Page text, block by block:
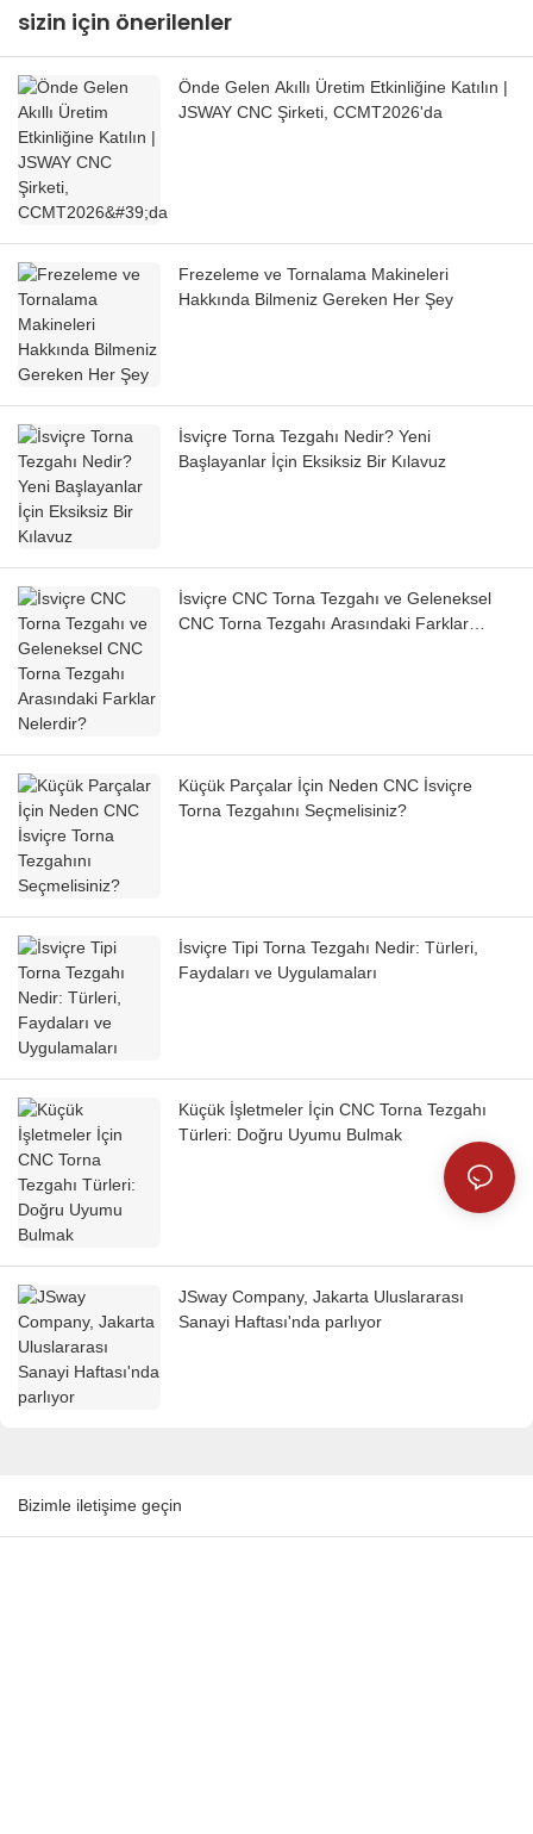
sizin için önerilenler
Önde Gelen Akıllı Üretim Etkinliğine Katılın |
JSWAY CNC Şirketi, CCMT2026'da
Frezeleme ve Tornalama Makineleri
Hakkında Bilmeniz Gereken Her Şey
İsviçre Torna Tezgahı Nedir? Yeni
Başlayanlar İçin Eksiksiz Bir Kılavuz
İsviçre CNC Torna Tezgahı ve Geleneksel
CNC Torna Tezgahı Arasındaki Farklar
Küçük Parçalar İçin Neden CNC İsviçre
Torna Tezgahını Seçmelisiniz?
İsviçre Tipi Torna Tezgahı Nedir: Türleri,
Faydaları ve Uygulamaları
Küçük İşletmeler İçin CNC Torna Tezgahı
Türleri: Doğru Uyumu Bulmak
JSway Company, Jakarta Uluslararası
Sanayi Haftası'nda parlıyor
Bizimle iletişime geçin